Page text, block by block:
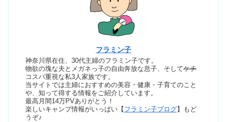
フラミン子
神奈川県在住、30代主婦のフラミン子です。
物欲の塊な夫とメガネっ子の自由奔放な息子、そしてケチ
コスパ重視な私3人家族です。
当サイトでは主婦におすすめの美容・健康・子育てのこと
や、知って得する情報をご紹介しています。
最高月間14万PVありがとう！
楽しいキャンプ情報がいっぱい【 フラミン子ブログ】もど
うぞ♪